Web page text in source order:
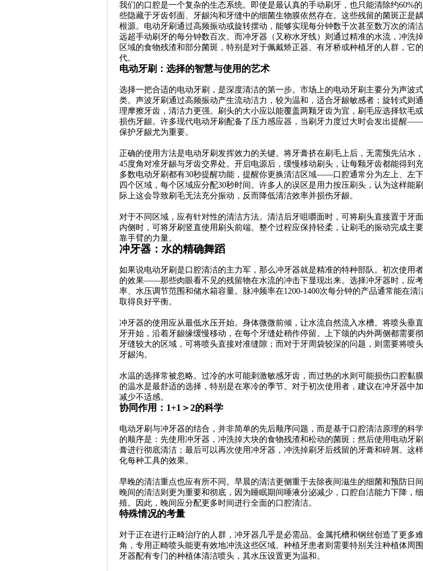
我们的口腔是一个复杂的生态系统。即使是最认真的手动刷牙，也只能清除约60%
些隐藏于牙齿邻面、牙龈沟和牙缝中的细菌生物膜依然存在。这些残留的菌斑正是
根源。电动牙刷通过高频振动或旋转摆动，能够实现每分钟数千次甚至数万次的清
远超手动刷牙的每分钟数百次。而冲牙器（又称水牙线）则通过精准的水流，冲洗
区域的食物残渣和部分菌斑，特别是对于佩戴矫正器、有牙桥或种植牙的人群，它
代。
电动牙刷：选择的智慧与使用的艺术
选择一把合适的电动牙刷，是深度清洁的第一步。市场上的电动牙刷主要分为声波
类。声波牙刷通过高频振动产生流动洁力，较为温和，适合牙龈敏感者；旋转式则
理摩擦牙齿，清洁力更强。刷头的大小应以能覆盖两颗牙齿为宜，刷毛应选择软毛
损伤牙龈。许多现代电动牙刷配备了压力感应器，当刷牙力度过大时会发出提醒
保护牙龈尤为重要。
正确的使用方法是电动牙刷发挥效力的关键。将牙膏挤在刷毛上后，无需预先沾水
45度角对准牙龈与牙齿交界处。开启电源后，缓慢移动刷头，让每颗牙齿都能得到
多数电动牙刷都有30秒提醒功能，提醒你更换清洁区域——口腔通常分为左上、左
四个区域，每个区域应分配30秒时间。许多人的误区是用力按压刷头，认为这样能
际上这会导致刷毛无法充分振动，反而降低清洁效率并损伤牙龈。
对于不同区域，应有针对性的清洁方法。清洁后牙咀嚼面时，可将刷头直接置于牙
内侧时，可将牙刷竖直使用刷头前端。整个过程应保持轻柔，让刷毛的振动完成主
靠手臂的力量。
冲牙器：水的精确舞蹈
如果说电动牙刷是口腔清洁的主力军，那么冲牙器就是精准的特种部队。初次使用
的效果——那些肉眼看不见的残留物在水流的冲击下显现出来。选择冲牙器时，应
率、水压调节范围和储水箱容量。脉冲频率在1200-1400次每分钟的产品通常能在清
取得良好平衡。
冲牙器的使用应从最低水压开始。身体微微前倾，让水流自然流入水槽。将喷头垂
牙开始，沿着牙龈缘缓慢移动，在每个牙缝处稍作停留。上下颌的内外两侧都需要
牙缝较大的区域，可将喷头直接对准缝隙；而对于牙周袋较深的问题，则需要将喷
牙龈沟。
水温的选择常被忽略。过冷的水可能刺激敏感牙齿，而过热的水则可能损伤口腔黏
的温水是最舒适的选择，特别是在寒冷的季节。对于初次使用者，建议在冲牙器中
减少不适感。
协同作用：1+1＞2的科学
电动牙刷与冲牙器的结合，并非简单的先后顺序问题，而是基于口腔清洁原理的科
的顺序是：先使用冲牙器，冲洗掉大块的食物残渣和松动的菌斑；然后使用电动牙
膏进行彻底清洁；最后可以再次使用冲牙器，冲洗掉刷牙后残留的牙膏和碎屑。这
化每种工具的效果。
早晚的清洁重点也应有所不同。早晨的清洁更侧重于去除夜间滋生的细菌和预防日
晚间的清洁则更为重要和彻底，因为睡眠期间唾液分泌减少，口腔自洁能力下降，
殖。因此，晚间应分配更多时间进行全面的口腔清洁。
特殊情况的考量
对于正在进行正畸治疗的人群，冲牙器几乎是必需品。金属托槽和钢丝创造了更多
角，专用正畸喷头能更有效地冲洗这些区域。种植牙患者则需要特别关注种植体周
牙器配有专门的种植体清洁喷头，其水压设置更为温和。